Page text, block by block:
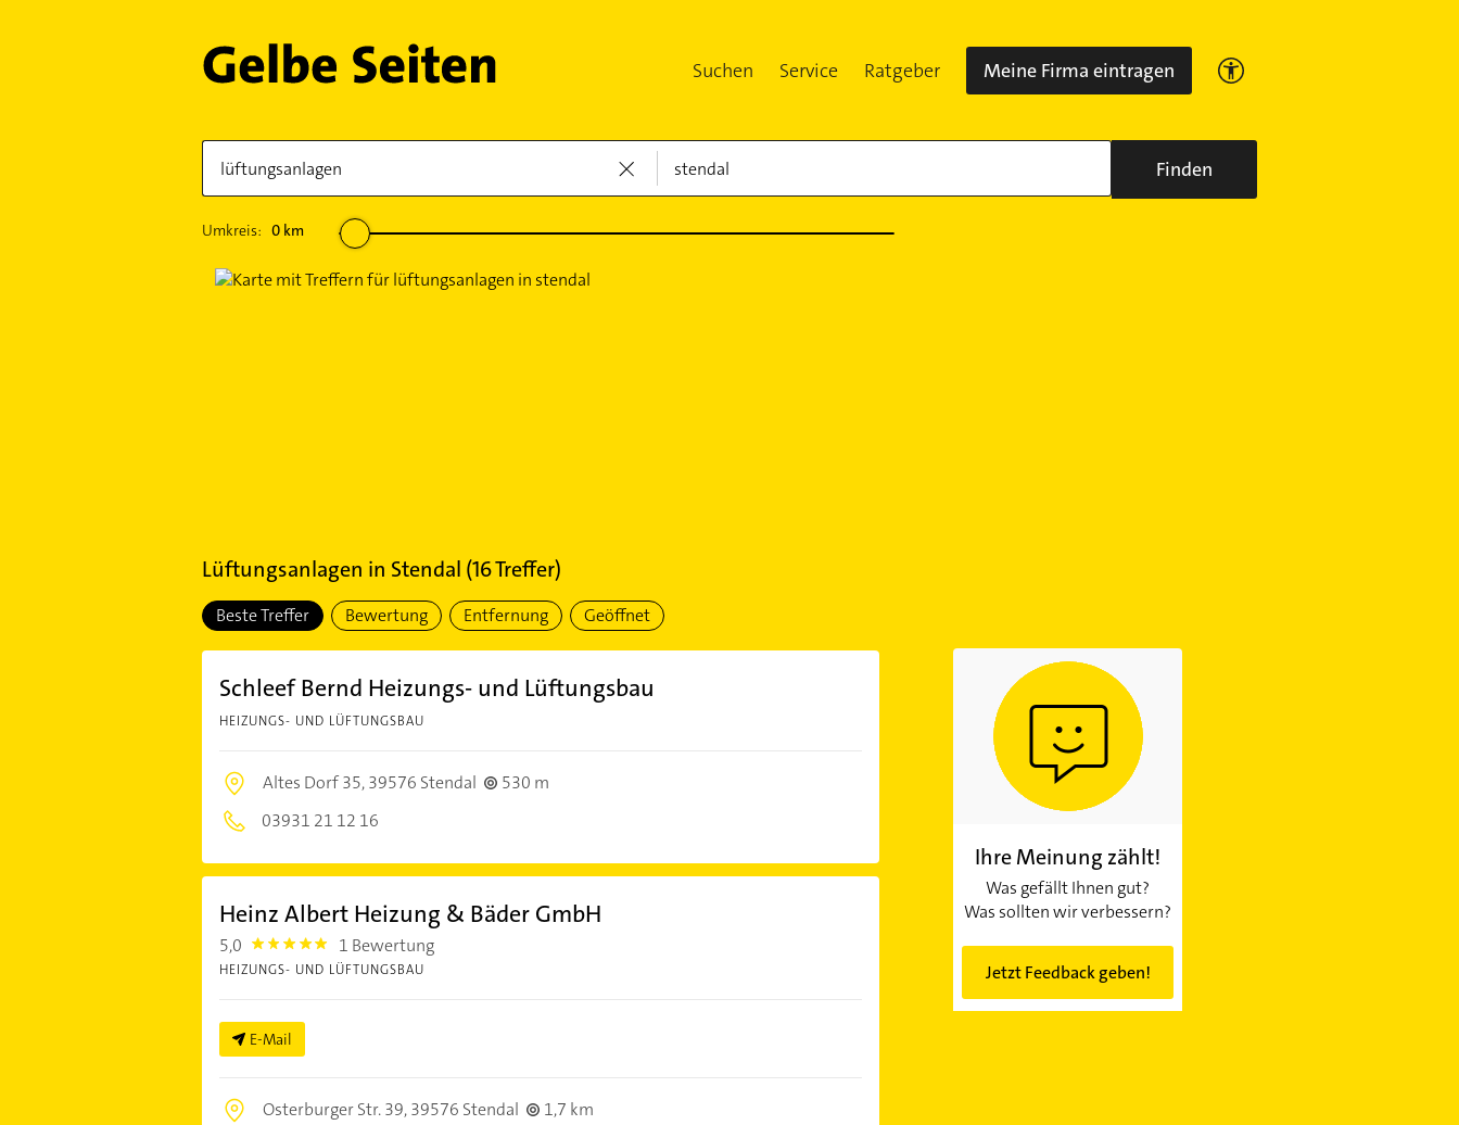
Suchen Service Ratgeber Meine Firma eintragen
Finden
Umkreis: 0km
Lüftungsanlagen in Stendal (16Treffer)
Beste Treffer Bewertung Entfernung Geöffnet
Schleef Bernd Heizungs- und Lüftungsbau
HEIZUNGS- UND LÜFTUNGSBAU
Altes Dorf 35,39576 Stendal
530 m
03931 21 12 16
Heinz Albert Heizung & Bäder GmbH
5,0 5.0 1 Bewertung
HEIZUNGS- UND LÜFTUNGSBAU
E-Mail
Osterburger Str. 39,39576 Stendal
1,7 km
Ihre Meinung zählt!
Was gefällt Ihnen gut?
Was sollten wir verbessern?
Jetzt Feedback geben!